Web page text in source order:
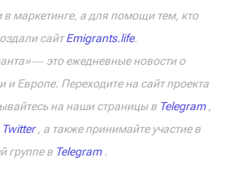
маркетинге, а для помощи тем, кто
сайтEmigrants.life.
― это ежедневные новости о
и Европе. Переходите на сайт проекта
на наши страницы в Telegram,
Twitter, а также принимайте участие в
группе в Telegram.